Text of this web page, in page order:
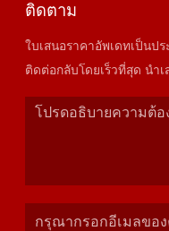
ติดตาม
ใบเสนอราคาอัพเดทเป็นป
ติดต่อก